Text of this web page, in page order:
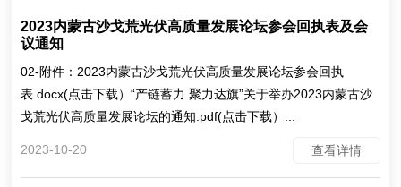
2023内蒙古沙戈荒光伏高质量发展论坛参会回执表及会
议通知
02-附件：2023内蒙古沙戈荒光伏高质量发展论坛参会回执
表.docx(点击下载）“产链蓄力 聚力达旗”关于举办2023内蒙古沙
戈荒光伏高质量发展论坛的通知.pdf(点击下载）...
2023-10-20 查看详情